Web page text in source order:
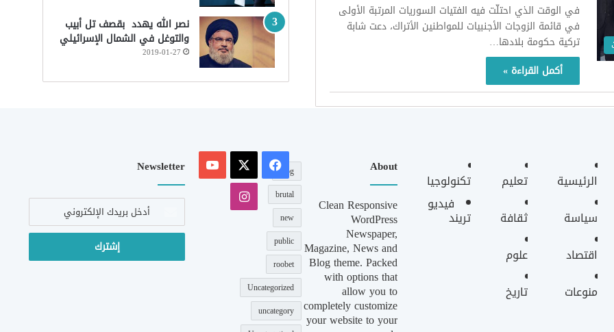
في الوقت الذي احتلّت فيه الفتيات السوريات المرتبة الأولى
في قائمة الزوجات الأجنبيات للمواطنين الأتراك، دعت شابة
تركية حكومة بلادها…
أكمل القراءة »
نصر الله يهدد بقصف تل أبيب
والتوغل في الشمال الإسرائيلي
2019-01-27
الرئيسية
سياسة
اقتصاد
منوعات
تعليم
ثقافة
علوم
تاريخ
تكنولوجيا
فيديو
تريند
About
Clean Responsive
WordPress
Newspaper,
Magazine, News and
Blog theme. Packed
with options that
allow you to
completely customize
your website to your
blog
brutal
new
public
roobet
Uncategorized
uncategory
فيسبوك
‫X
‫YouTube
انستقرام
Newsletter
أدخل
الإلكتروني